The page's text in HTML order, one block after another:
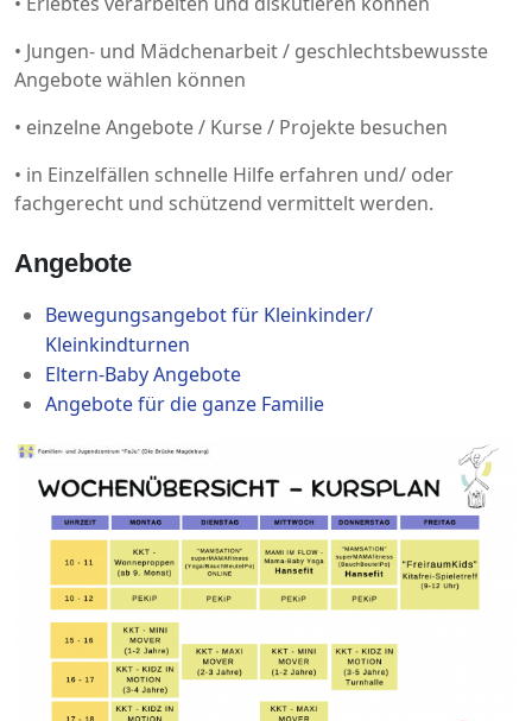
• Jungen- und Mädchenarbeit / geschlechtsbewusste
Angebote wählen können
• einzelne Angebote / Kurse / Projekte besuchen
• in Einzelfällen schnelle Hilfe erfahren und/ oder
fachgerecht und schützend vermittelt werden.
Angebote
Bewegungsangebot für Kleinkinder/
Kleinkindturnen
Eltern-Baby Angebote
Angebote für die ganze Familie